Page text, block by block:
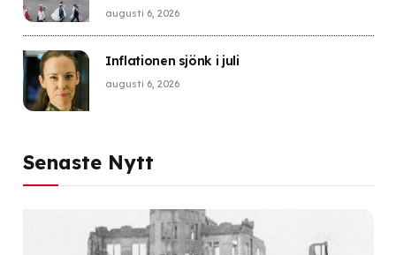
augusti 6, 2026
Inflationen sjönk i juli
augusti 6, 2026
Senaste Nytt